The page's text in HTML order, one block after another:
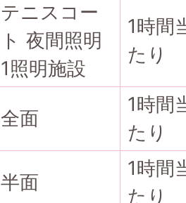
テニスコー
ト 夜間照明
1照明施設
1時間
たり
全面
1時間
たり
半面
1時間
たり